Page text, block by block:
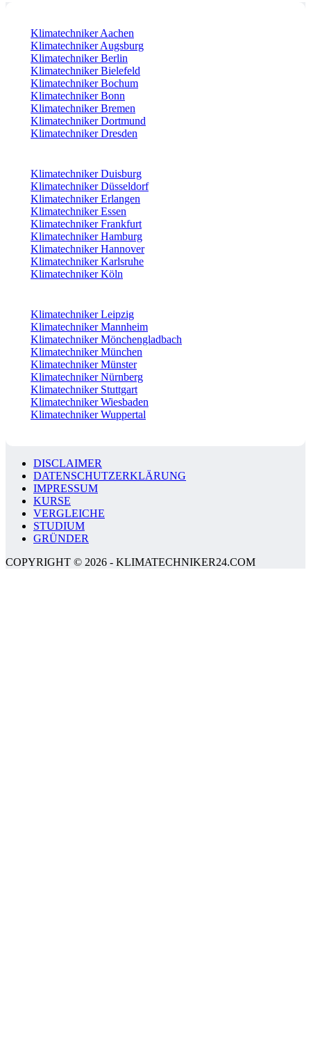
Klimatechniker Aachen
Klimatechniker Augsburg
Klimatechniker Berlin
Klimatechniker Bielefeld
Klimatechniker Bochum
Klimatechniker Bonn
Klimatechniker Bremen
Klimatechniker Dortmund
Klimatechniker Dresden
Klimatechniker Duisburg
Klimatechniker Düsseldorf
Klimatechniker Erlangen
Klimatechniker Essen
Klimatechniker Frankfurt
Klimatechniker Hamburg
Klimatechniker Hannover
Klimatechniker Karlsruhe
Klimatechniker Köln
Klimatechniker Leipzig
Klimatechniker Mannheim
Klimatechniker Mönchengladbach
Klimatechniker München
Klimatechniker Münster
Klimatechniker Nürnberg
Klimatechniker Stuttgart
Klimatechniker Wiesbaden
Klimatechniker Wuppertal
DISCLAIMER
DATENSCHUTZERKLÄRUNG
IMPRESSUM
KURSE
VERGLEICHE
STUDIUM
GRÜNDER
COPYRIGHT © 2026 - KLIMATECHNIKER24.COM